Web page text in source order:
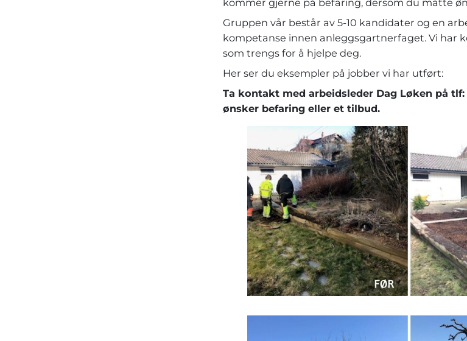
kommer gjerne på befaring, dersom du måtte
Gruppen vår består av 5-10 kandidater og en
kompetanse innen anleggsgartnerfaget. Vi har
som trengs for å hjelpe deg.
Her ser du eksempler på jobber vi har utført:
Ta kontakt med arbeidsleder Dag Løken på tlf:
ønsker befaring eller et tilbud.